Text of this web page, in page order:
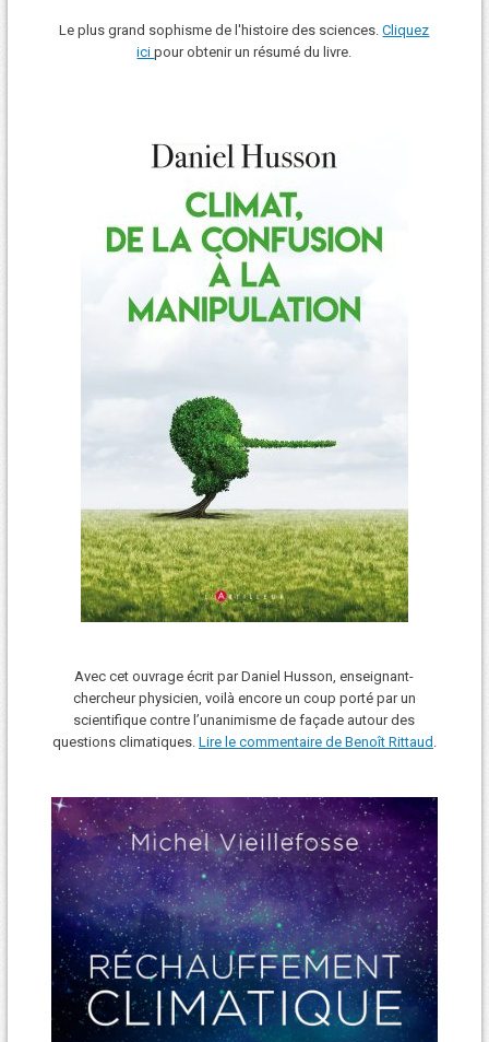
Le plus grand sophisme de l'histoire des sciences.Cliquez
icipour obtenir un résumé du livre.
Avec cet ouvrage écrit par Daniel Husson, enseignant-
chercheur physicien, voilà encore un coup porté par un
scientifique contre l’unanimisme de façade autour des
questions climatiques. Lire le commentaire de Benoît Rittaud .